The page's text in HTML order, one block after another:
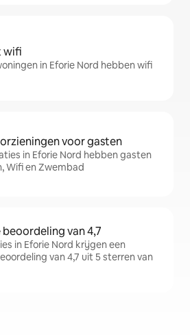
wifi
in Eforie Nord hebben wifi
voor gasten
in Eforie Nord hebben gasten
Wifi en Zwembad
van 4,7
in Eforie Nord krijgen een
van 4,7 uit 5 sterren van